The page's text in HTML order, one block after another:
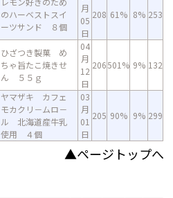
のハーベストスイ
ーツサンド ８個
月
05
日
208 61% 8% 253
ひざつき製菓 め
ちゃ旨たこ焼きせ
ん ５５ｇ
04
月
12
日
206501% 9% 132
ヤマザキ カフェ
モカクリ－ムロ－
ル 北海道産牛乳
使用 ４個
03
月
01
日
205 90% 9% 299
▲ページトップへ